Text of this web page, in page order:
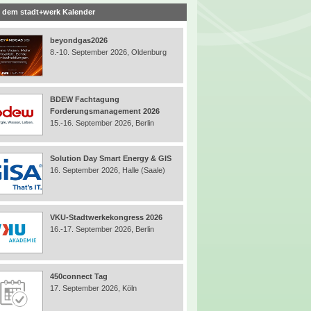
dem stadt+werk Kalender
beyondgas2026
8.-10. September 2026, Oldenburg
BDEW Fachtagung
Forderungsmanagement 2026
15.-16. September 2026, Berlin
Solution Day Smart Energy & GIS
16. September 2026, Halle (Saale)
VKU-Stadtwerkekongress 2026
16.-17. September 2026, Berlin
450connect Tag
17. September 2026, Köln